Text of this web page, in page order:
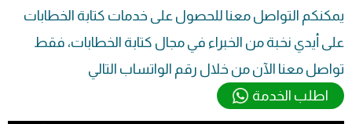
يمكنكم التواصل معنا للحصول على خدمات كتابة الخطابات
على أيدي نخبة من الخبراء في مجال كتابة الخطابات، فقط
تواصل معنا الآن من خلال رقم الواتساب التالي
اطلب الخدمة